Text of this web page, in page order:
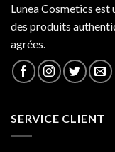
Lunea Cosmetics est
des produits
agrées.
SERVICE CLIENT